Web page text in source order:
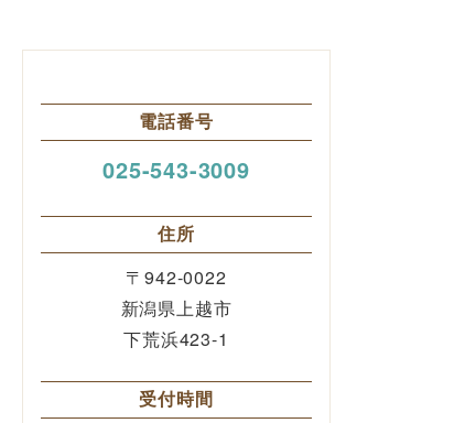
電話番号
025-543-3009
住所
〒942-0022
新潟県上越市
下荒浜423-1
受付時間